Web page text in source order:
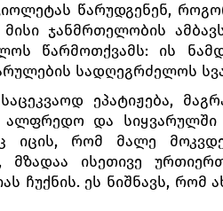
წარუდგენენ,
ჯანმრთელობის
წარმოთქვამს: ის
სადღეგრძელოს
ეპატიჟება,
და სიყვარულში
იცის, რომ მალე
მზადაა ისეთივე
ჩუქნის. ეს ნიშნავს,